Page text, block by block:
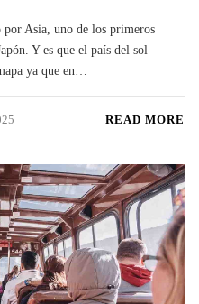
por Asia, uno de los primeros
Y es que el país del sol
ya que en…
READ MORE